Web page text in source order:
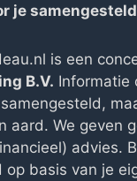
je samengesteld
is een
B.V. Informatie
aard. We geven
advies.
op basis van je